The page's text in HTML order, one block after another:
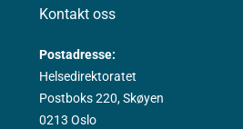
Kontakt oss
Postadresse:
Helsedirektoratet
Postboks 220, Skøyen
0213 Oslo